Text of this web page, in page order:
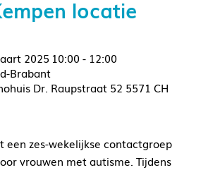
locatie
2025 10:00 - 12:00
Brabant
Dr. Raupstraat 52 5571 CH
een zes-wekelijkse contactgroep
vrouwen met autisme. Tijdens